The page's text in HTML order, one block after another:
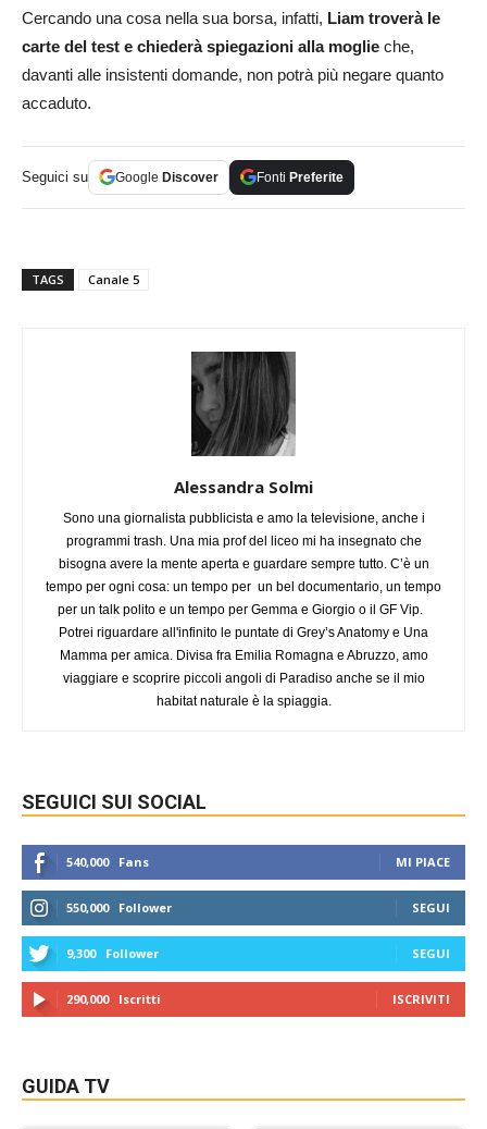
Cercando una cosa nella sua borsa, infatti, Liam troverà le
carte del test e chiederà spiegazioni alla moglie che,
davanti alle insistenti domande, non potrà più negare quanto
accaduto.
Seguici su Google Discover Fonti Preferite
TAGS Canale 5
Alessandra Solmi
Sono una giornalista pubblicista e amo la televisione, anche i
programmi trash. Una mia prof del liceo mi ha insegnato che
bisogna avere la mente aperta e guardare sempre tutto. C’è un
tempo per ogni cosa: un tempo per un bel documentario, un tempo
per un talk polito e un tempo per Gemma e Giorgio o il GF Vip.
Potrei riguardare all'infinito le puntate di Grey’s Anatomy e Una
Mamma per amica. Divisa fra Emilia Romagna e Abruzzo, amo
viaggiare e scoprire piccoli angoli di Paradiso anche se il mio
habitat naturale è la spiaggia.
SEGUICI SUI SOCIAL
540,000 Fans MI PIACE
550,000 Follower SEGUI
9,300 Follower SEGUI
290,000 Iscritti ISCRIVITI
GUIDA TV